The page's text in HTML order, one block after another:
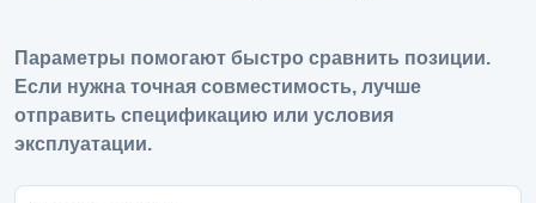
Параметры помогают быстро сравнить позиции.
Если нужна точная совместимость, лучше
отправить спецификацию или условия
эксплуатации.